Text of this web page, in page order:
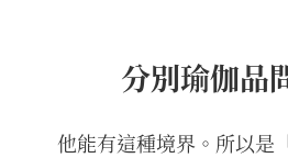
分別瑜伽品
他能有這種境界。所以是